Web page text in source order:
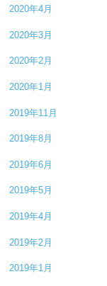
2020年4月
2020年3月
2020年2月
2020年1月
2019年11月
2019年8月
2019年6月
2019年5月
2019年4月
2019年2月
2019年1月